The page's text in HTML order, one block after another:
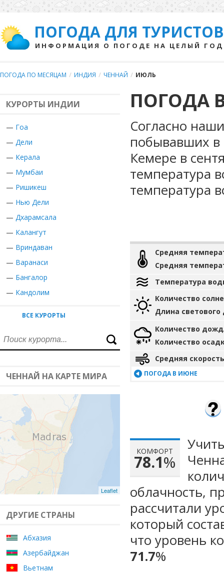
ПОГОДА ДЛЯ ТУРИСТОВ
ИНФОРМАЦИЯ О ПОГОДЕ НА ЦЕЛЫЙ ГОД
ПОГОДА ПО МЕСЯЦАМ / ИНДИЯ / ЧЕННАЙ / ИЮЛЬ
КУРОРТЫ ИНДИИ
— Гоа
— Дели
— Керала
— Мумбаи
— Ришикеш
— Нью Дели
— Дхарамсала
— Калангут
— Вриндаван
— Варанаси
— Бангалор
— Кандолим
ВСЕ КУРОРТЫ
ЧЕННАЙ НА КАРТЕ МИРА
Leaflet
ДРУГИЕ СТРАНЫ
Абхазия
Азербайджан
Вьетнам
ПОГОДА
Согласно
побывавших в
Кемере в
температура
температура
Средняя
Средняя
Температура
Количество
Длина светового
Количество
Количество
Средняя
ПОГОДА В ИЮНЕ
КОМФОРТ
78.1%
облачность,
рассчитали
который
что уровень
71.7%